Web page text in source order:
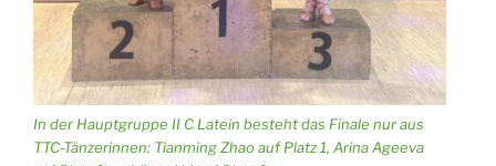
In der Hauptgruppe II C Latein besteht das Finale nur aus
TTC-Tänzerinnen: Tianming Zhao auf Platz 1, Arina Ageeva